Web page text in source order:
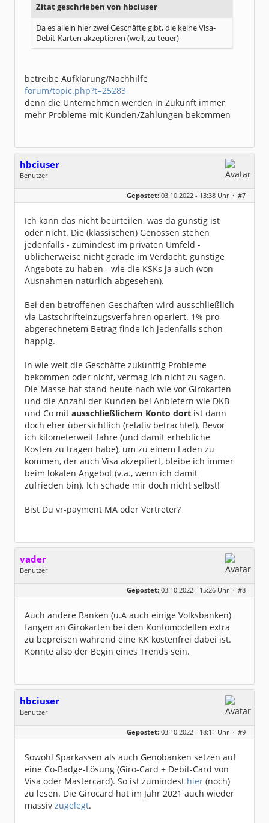
Zitat geschrieben von hbciuser
Da es allein hier zwei Geschäfte gibt, die keine Visa-
Debit-Karten akzeptieren (weil, zu teuer)
betreibe Aufklärung/Nachhilfe
forum/topic.php?t=25283
denn die Unternehmen werden in Zukunft immer
mehr Probleme mit Kunden/Zahlungen bekommen
hbciuser
Benutzer
Geschlecht:
keine Angabe
Dabei seit:
10 / 2017
Gepostet: 03.10.2022 - 13:38 Uhr · #7
Ich kann das nicht beurteilen, was da günstig ist
oder nicht. Die (klassischen) Genossen stehen
jedenfalls - zumindest im privaten Umfeld -
üblicherweise nicht gerade im Verdacht, günstige
Angebote zu haben - wie die KSKs ja auch (von
Ausnahmen natürlich abgesehen).
Bei den betroffenen Geschäften wird ausschließlich
via Lastschrifteinzugsverfahren operiert. 1% pro
abgerechnetem Betrag finde ich jedenfalls schon
happig.
In wie weit die Geschäfte zukünftig Probleme
bekommen oder nicht, vermag ich nicht zu sagen.
Die Masse hat stand heute nach wie vor Girokarten
und die Anzahl der Kunden bei Anbietern wie DKB
und Co mit ausschließlichem Konto dort ist dann
doch eher übersichtlich (relativ betrachtet). Bevor
ich kilometerweit fahre (und damit erhebliche
Kosten zu tragen habe), um zu einem Laden zu
kommen, der auch Visa akzeptiert, bleibe ich immer
beim lokalen Angebot (v.a., wenn ich damit
zufrieden bin). Ich schade mir doch nicht selbst!
Bist Du vr-payment MA oder Vertreter?
vader
Benutzer
Dabei seit:
12 / 2004
Gepostet: 03.10.2022 - 15:26 Uhr · #8
Auch andere Banken (u.A auch einige Volksbanken)
fangen an Girokarten bei den Kontomodellen extra
zu bepreisen während eine KK kostenfrei dabei ist.
Könnte also der Begin eines Trends sein.
hbciuser
Benutzer
Geschlecht:
keine Angabe
Dabei seit:
10 / 2017
Gepostet: 03.10.2022 - 18:11 Uhr · #9
Sowohl Sparkassen als auch Genobanken setzen auf
eine Co-Badge-Lösung (Giro-Card + Debit-Card von
Visa oder Mastercard). So ist zumindest hier (noch)
zu lesen. Die Girocard hat im Jahr 2021 auch wieder
massiv zugelegt.